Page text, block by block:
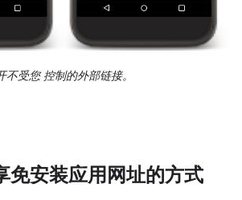
不受您 控制的外部链接。
免安装应用网址的方式